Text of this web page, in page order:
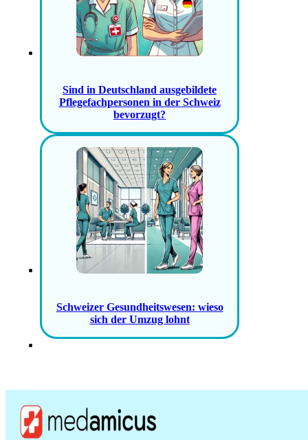
Sind in Deutschland ausgebildete
Pflegefachpersonen in der Schweiz
bevorzugt?
Schweizer Gesundheitswesen: wieso
sich der Umzug lohnt